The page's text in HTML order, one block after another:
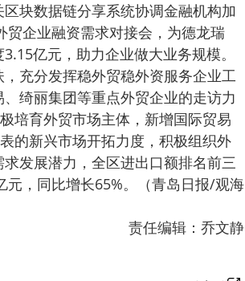
块数据链分享系统协调金融机构加
贸企业融资需求对接会，为德龙瑞
亿元，助力企业做大业务规模。
充分发挥稳外贸稳外资服务企业工
绮丽集团等重点外贸企业的走访力
培育外贸市场主体，新增国际贸易
的新兴市场开拓力度，积极组织外
发展潜力，全区进出口额排名前三
，同比增长65%。（青岛日报/观海
责任编辑：乔文静